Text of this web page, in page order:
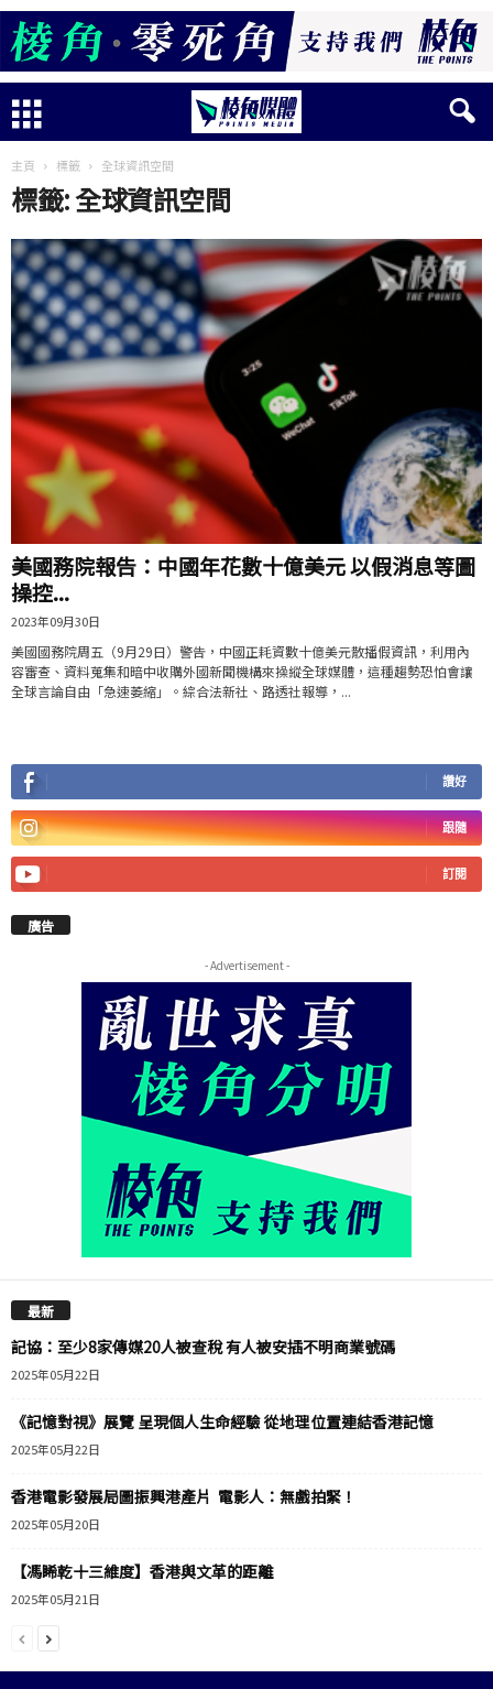
主頁 標籤 全球資訊空間
標籤: 全球資訊空間
美國務院報告：中國年花數十億美元 以假消息等圖
操控...
2023年09月30日
美國國務院周五（9月29日）警告，中國正耗資數十億美元散播假資訊，利用內
容審查、資料蒐集和暗中收購外國新聞機構來操縱全球媒體，這種趨勢恐怕會讓
全球言論自由「急速萎縮」。綜合法新社、路透社報導，...
讚好
跟隨
訂閱
廣告
- Advertisement -
最新
記協：至少8家傳媒20人被查稅 有人被安插不明商業號碼
2025年05月22日
《記憶對視》展覽 呈現個人生命經驗 從地理位置連結香港記憶
2025年05月22日
香港電影發展局圖振興港產片 電影人：無戲拍緊！
2025年05月20日
【馮睎乾十三維度】香港與文革的距離
2025年05月21日